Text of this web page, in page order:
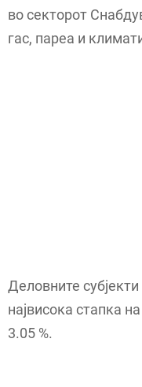
во секторот
гас, пареа и
Деловните
највисока стапка
3.05 %.